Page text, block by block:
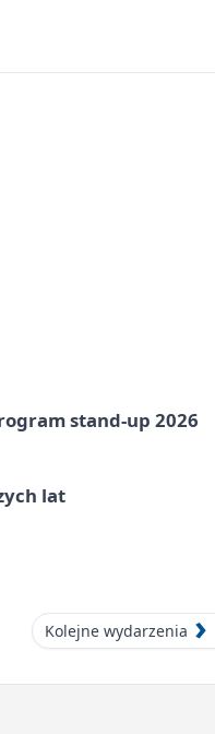
stand-up 2026
lat
Kolejne wydarzenia